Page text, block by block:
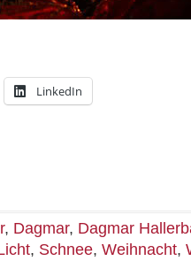
LinkedIn
, Dagmar, Dagmar
, Schnee, Weihnacht,